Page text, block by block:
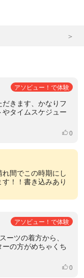
アソビュー！で体験
きます、かなりフ
タイムスケジュー
いいね
0
間でこの時期にし
！！書き込みあり
アソビュー！で体験
ーツの着方から、
の方がめちゃくち
いいね
0